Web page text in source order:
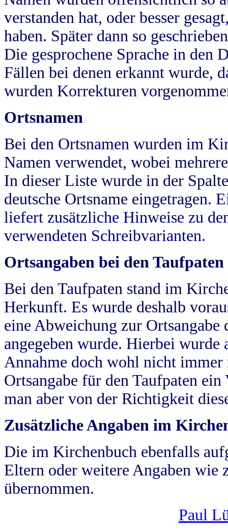
verstanden hat, oder besser
haben. Später dann so
Die gesprochene Sprache in
Fällen bei denen erkannt wurde,
wurden Korrekturen
Ortsnamen
Bei den Ortsnamen wurden im
Namen verwendet, wobei
In dieser Liste wurde in der
deutsche Ortsname eingetragen.
liefert zusätzliche Hinweise zu
verwendeten Schreibvarianten.
Ortsangaben bei den Taufpaten
Bei den Taufpaten stand im
Herkunft. Es wurde deshalb
eine Abweichung zur
angegeben wurde. Hierbei wurde
Annahme doch wohl nicht
Ortsangabe für den Taufpaten
man aber von der Richtigkeit
Zusätzliche Angaben im
Die im Kirchenbuch ebenfalls
Eltern oder weitere Angaben wie
übernommen.
Paul